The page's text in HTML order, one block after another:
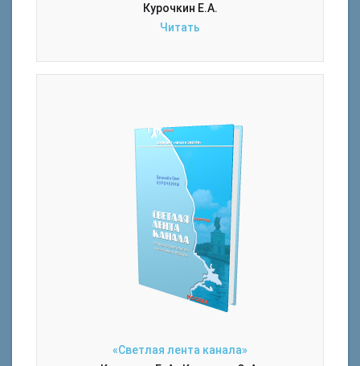
Курочкин Е.А.
Читать
«Светлая лента канала»